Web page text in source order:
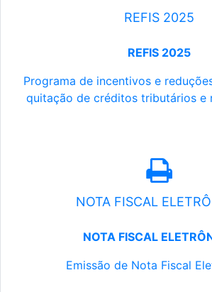
REFIS 2025
REFIS 2025
Programa de incentivos e
quitação de créditos tributários e
NOTA FISCAL
NOTA FISCAL
Emissão de Nota Fiscal